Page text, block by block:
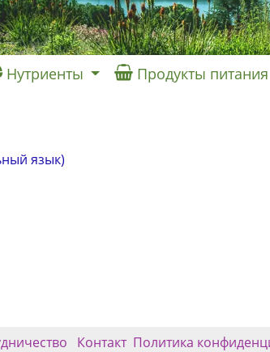
Нутриенты Продукты питания
язык)
Контакт Политика